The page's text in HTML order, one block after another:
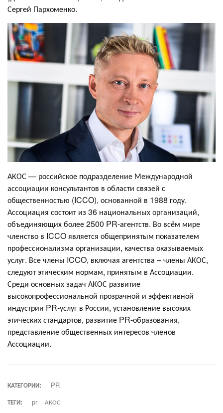
Сергей Пархоменко.
АКОС — российское подразделение Международной
ассоциации консультантов в области связей с
общественностью (ICCO), основанной в 1988 году.
Ассоциация состоит из 36 национальных организаций,
объединяющих более 2500 PR-агентств. Во всём мире
членство в ICCO является общепринятым показателем
профессионализма организации, качества оказываемых
услуг. Все члены ICCO, включая агентства – члены АКОС,
следуют этическим нормам, принятым в Ассоциации.
Среди основных задач АКОС развитие
высокопрофессиональной прозрачной и эффективной
индустрии PR-услуг в России, установление высоких
этических стандартов, развитие PR-образования,
представление общественных интересов членов
Ассоциации.
КАТЕГОРИИ:
PR
ТЕГИ:
pr АКОС